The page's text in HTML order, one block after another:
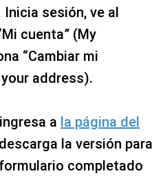
Inicia sesión, ve al
cuenta” (My
“Cambiar mi
address).
ingresa a la página del
la versión para
completado